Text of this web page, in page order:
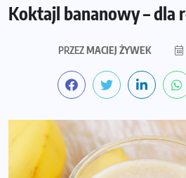
Koktajl bananowy – dla
PRZEZMACIEJ ŻYWEK